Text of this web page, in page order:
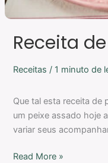
Receita
Receitas / 1 minuto de
Que tal esta receita de
um peixe assado hoje
variar seus
Read More »